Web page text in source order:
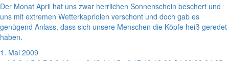
Der Monat April hat uns zwar herrlichen Sonnenschein beschert und
uns mit extremen Wetterkapriolen verschont und doch gab es
genügend Anlass, dass sich unsere Menschen die Köpfe heiß geredet
haben.
1. Mai 2009